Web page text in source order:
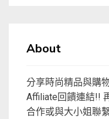
About
分享時尚精品與購
Affiliate回饋連結!!
合作或與大小姐聯